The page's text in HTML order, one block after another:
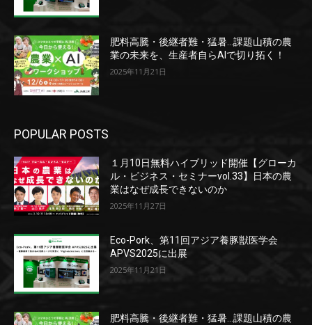
肥料高騰・後継者難・猛暑…課題山積の農
業の未来を、生産者自らAIで切り拓く！
2025年11月21日
POPULAR POSTS
１月10日無料ハイブリッド開催【グローカ
ル・ビジネス・セミナーvol.33】日本の農
業はなぜ成長できないのか
2025年11月27日
Eco-Pork、第11回アジア養豚獣医学会
APVS2025に出展
2025年11月21日
肥料高騰・後継者難・猛暑…課題山積の農